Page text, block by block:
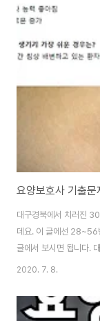
다가올 33회 시험 준비
호사 기출문제 정답 32
교시 정답 (36~80번)
회 접수1. 인터넷 :
요양보호사 기출
대구경북에서 치러진
데요. 이 글에선 28~56
글에서 보시면 됩니다.
답 2020년 2월 코로나
나 감염을 예방하기 위
coderlife.tistory.com
2020. 7. 8.